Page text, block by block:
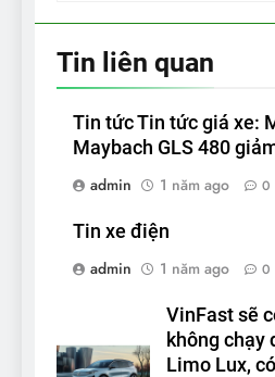
Tin liên quan
Tin tức Tin tức giá xe:
Maybach GLS 480
admin
1 năm ago 0
Tin xe điện
admin
1 năm ago 0
VinFast sẽ
không chạy
Limo Lux,